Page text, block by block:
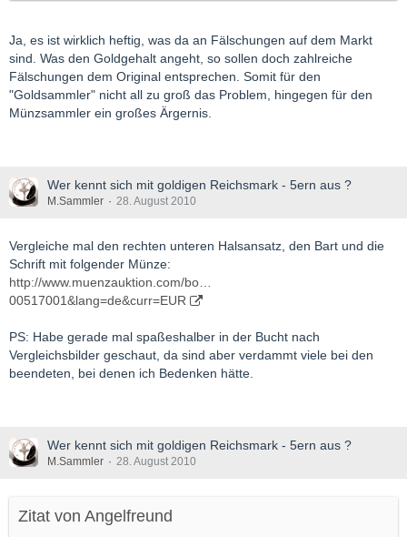
Ja, es ist wirklich heftig, was da an Fälschungen auf dem Markt
sind. Was den Goldgehalt angeht, so sollen doch zahlreiche
Fälschungen dem Original entsprechen. Somit für den
"Goldsammler" nicht all zu groß das Problem, hingegen für den
Münzsammler ein großes Ärgernis.
Wer kennt sich mit goldigen Reichsmark - 5ern aus ?
M.Sammler 28. August 2010
Vergleiche mal den rechten unteren Halsansatz, den Bart und die
Schrift mit folgender Münze:
http://www.muenzauktion.com/bo…
00517001&lang=de&curr=EUR
PS: Habe gerade mal spaßeshalber in der Bucht nach
Vergleichsbilder geschaut, da sind aber verdammt viele bei den
beendeten, bei denen ich Bedenken hätte.
Wer kennt sich mit goldigen Reichsmark - 5ern aus ?
M.Sammler 28. August 2010
Zitat von Angelfreund